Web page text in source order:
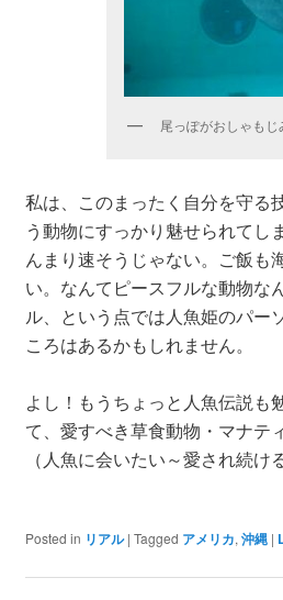
尾っぽがおしゃもじ
私は、このまったく自分を守る
う動物にすっかり魅せられてし
んまり速そうじゃない。ご飯も
い。なんてピースフルな動物な
ル、という点では人魚姫のパー
ころはあるかもしれません。
よし！もうちょっと人魚伝説も
て、愛すべき草食動物・マナテ
（人魚に会いたい～愛され続け
Posted in リアル | Tagged アメリカ, 沖縄 |